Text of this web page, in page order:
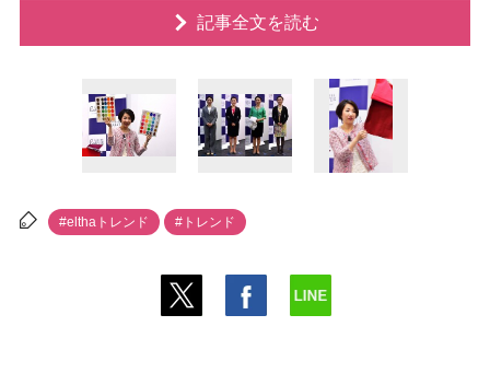
記事全文を読む
#elthaトレンド #トレンド